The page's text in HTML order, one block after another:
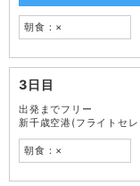
朝食：×
3日目
出発までフリー
新千歳空港(フライトセ
朝食：×